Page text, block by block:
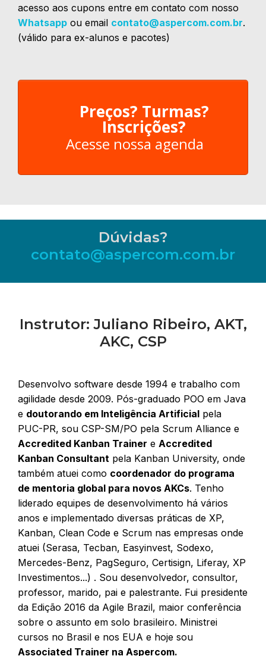
acesso aos cupons entre em contato com nosso
Whatsapp ou email contato@aspercom.com.br.
(válido para ex-alunos e pacotes)
Preços? Turmas?
Inscrições?
Acesse nossa agenda
Dúvidas?
contato@aspercom.com.br
Instrutor: Juliano Ribeiro, AKT,
AKC, CSP
Desenvolvo software desde 1994 e trabalho com
agilidade desde 2009. Pós-graduado POO em Java
e doutorando em Inteligência Artificial pela
PUC-PR, sou CSP-SM/PO pela Scrum Alliance e
Accredited Kanban Trainer e Accredited
Kanban Consultant pela Kanban University, onde
também atuei como coordenador do programa
de mentoria global para novos AKCs. Tenho
liderado equipes de desenvolvimento há vários
anos e implementado diversas práticas de XP,
Kanban, Clean Code e Scrum nas empresas onde
atuei (Serasa, Tecban, Easyinvest, Sodexo,
Mercedes-Benz, PagSeguro, Certisign, Liferay, XP
Investimentos...) . Sou desenvolvedor, consultor,
professor, marido, pai e palestrante. Fui presidente
da Edição 2016 da Agile Brazil, maior conferência
sobre o assunto em solo brasileiro. Ministrei
cursos no Brasil e nos EUA e hoje sou
Associated Trainer na Aspercom.